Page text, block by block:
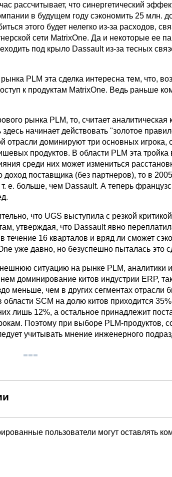
рассчитывает, что синергетический
в будущем году сэкономить 25 млн.
этого будет нелегко из-за расходов,
сети MatrixOne. Да и некоторые ее
под крыло Dassault из-за тесных
PLM эта сделка интересна тем, что,
к продуктам MatrixOne. Ведь раньше
рынка PLM, то, считает аналитическая
начинает действовать "золотое
отрасли доминируют три основных игрока,
продуктов. В области PLM эта тройка
среди них может измениться
доход поставщика (без партнеров), то в
е. больше, чем Dassault. А теперь
что UGS выступила с резкой
утверждая, что Dassault явно
течение 16 кварталов и вряд ли сможет
уже давно, но безуспешно пыталась это
ситуацию на рынке PLM, аналитики
доминирование китов индустрии ERP,
меньше, чем в других сегментах отрасли
области SCM на долю китов приходится
лишь 12%, а остальное принадлежит
Поэтому при выборе PLM-продуктов,
учитывать мнение инженерного
пользователи могут оставлять